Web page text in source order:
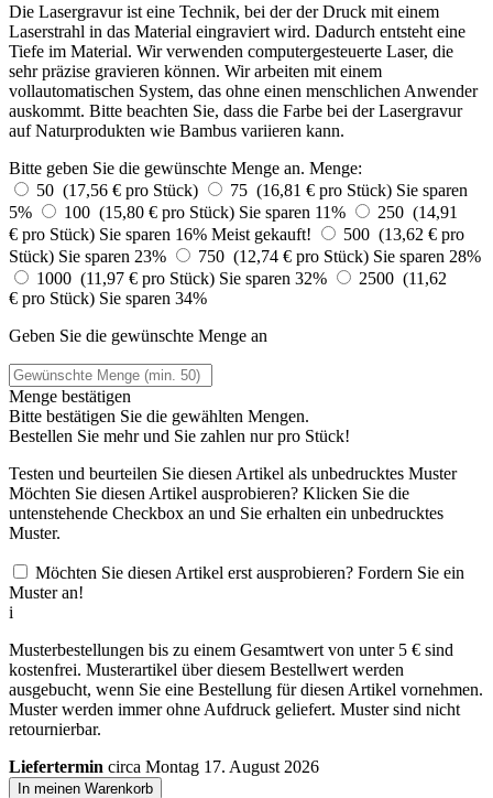
Die Lasergravur ist eine Technik, bei der der Druck mit einem
Laserstrahl in das Material eingraviert wird. Dadurch entsteht eine
Tiefe im Material. Wir verwenden computergesteuerte Laser, die
sehr präzise gravieren können. Wir arbeiten mit einem
vollautomatischen System, das ohne einen menschlichen Anwender
auskommt. Bitte beachten Sie, dass die Farbe bei der Lasergravur
auf Naturprodukten wie Bambus variieren kann.
Bitte geben Sie die gewünschte Menge an. Menge:
50 (17,56 € pro Stück)
75 (16,81 € pro Stück) Sie sparen
5%
100 (15,80 € pro Stück) Sie sparen 11%
250 (14,91
€ pro Stück) Sie sparen 16% Meist gekauft!
500 (13,62 € pro
Stück) Sie sparen 23% 750 (12,74 € pro Stück) Sie sparen 28%
1000 (11,97 € pro Stück) Sie sparen 32%
2500 (11,62
€ pro Stück) Sie sparen 34%
Geben Sie die gewünschte Menge an
Menge bestätigen
Bitte bestätigen Sie die gewählten Mengen.
Bestellen Sie mehr und Sie zahlen nurpro Stück!
Testen und beurteilen Sie diesen Artikel als unbedrucktes Muster
Möchten Sie diesen Artikel ausprobieren? Klicken Sie die
untenstehende Checkbox an und Sie erhalten ein unbedrucktes
Muster.
Möchten Sie diesen Artikel erst ausprobieren? Fordern Sie ein
Muster an!
i
Musterbestellungen bis zu einem Gesamtwert von unter 5 € sind
kostenfrei. Musterartikel über diesem Bestellwert werden
ausgebucht, wenn Sie eine Bestellung für diesen Artikel vornehmen.
Muster werden immer ohne Aufdruck geliefert. Muster sind nicht
retournierbar.
Liefertermin circa Montag 17. August 2026
In meinen Warenkorb